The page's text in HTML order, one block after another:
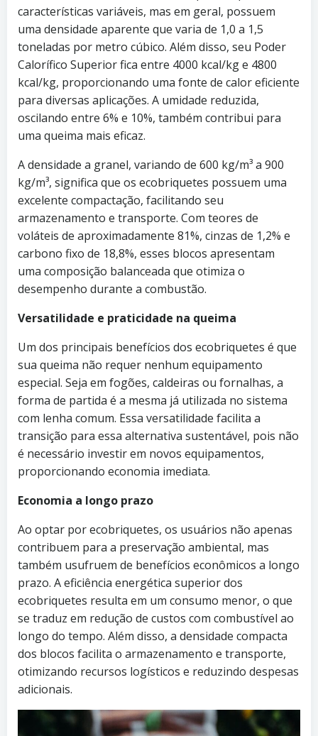
características variáveis, mas em geral, possuem
uma densidade aparente que varia de 1,0 a 1,5
toneladas por metro cúbico. Além disso, seu Poder
Calorífico Superior fica entre 4000 kcal/kg e 4800
kcal/kg, proporcionando uma fonte de calor eficiente
para diversas aplicações. A umidade reduzida,
oscilando entre 6% e 10%, também contribui para
uma queima mais eficaz.
A densidade a granel, variando de 600 kg/m³ a 900
kg/m³, significa que os ecobriquetes possuem uma
excelente compactação, facilitando seu
armazenamento e transporte. Com teores de
voláteis de aproximadamente 81%, cinzas de 1,2% e
carbono fixo de 18,8%, esses blocos apresentam
uma composição balanceada que otimiza o
desempenho durante a combustão.
Versatilidade e praticidade na queima
Um dos principais benefícios dos ecobriquetes é que
sua queima não requer nenhum equipamento
especial. Seja em fogões, caldeiras ou fornalhas, a
forma de partida é a mesma já utilizada no sistema
com lenha comum. Essa versatilidade facilita a
transição para essa alternativa sustentável, pois não
é necessário investir em novos equipamentos,
proporcionando economia imediata.
Economia a longo prazo
Ao optar por ecobriquetes, os usuários não apenas
contribuem para a preservação ambiental, mas
também usufruem de benefícios econômicos a longo
prazo. A eficiência energética superior dos
ecobriquetes resulta em um consumo menor, o que
se traduz em redução de custos com combustível ao
longo do tempo. Além disso, a densidade compacta
dos blocos facilita o armazenamento e transporte,
otimizando recursos logísticos e reduzindo despesas
adicionais.